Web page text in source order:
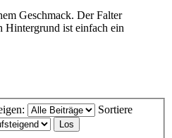
Geschmack. Der Falter
Hintergrund ist einfach ein
Sortiere